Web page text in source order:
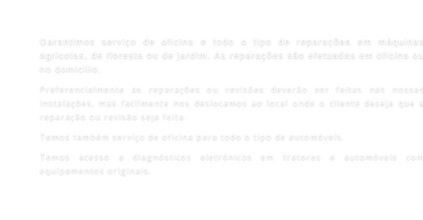
Garantimos serviço de oficina e todo o tipo de reparações em máquinas
agrícolas, de floresta ou de jardim. As reparações são efetuadas em oficina ou
no domicilio.
Preferencialmente as reparações ou revisões deverão ser feitas nas nossas
instalações, mas facilmente nos deslocamos ao local onde o cliente deseja que a
reparação ou revisão seja feita.
Temos também serviço de oficina para todo o tipo de automóveis.
Temos acesso a diagnósticos eletrónicos em tratores e automóveis com
equipamentos originais.